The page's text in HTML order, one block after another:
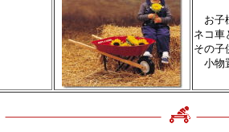
お子
ネコ車
その子
小物